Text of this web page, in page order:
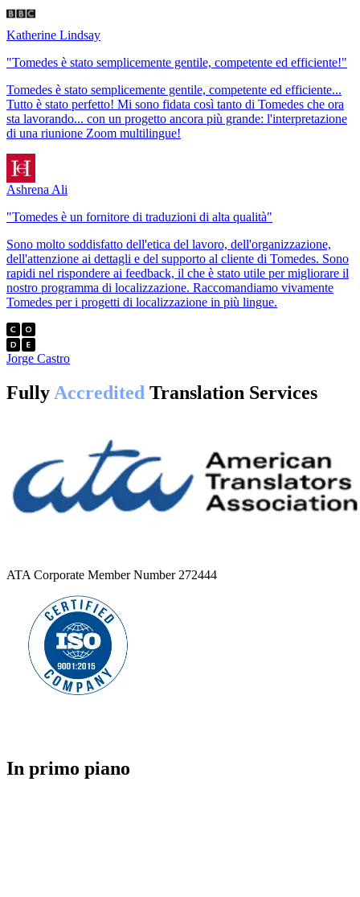
Katherine Lindsay
"Tomedes è stato semplicemente gentile, competente ed efficiente!"
Tomedes è stato semplicemente gentile, competente ed efficiente...
Tutto è stato perfetto! Mi sono fidata così tanto di Tomedes che ora
sta lavorando... con un progetto ancora più grande: l'interpretazione
di una riunione Zoom multilingue!
Ashrena Ali
"Tomedes è un fornitore di traduzioni di alta qualità"
Sono molto soddisfatto dell'etica del lavoro, dell'organizzazione,
dell'attenzione ai dettagli e del supporto al cliente di Tomedes. Sono
rapidi nel rispondere ai feedback, il che è stato utile per migliorare il
nostro programma di localizzazione. Raccomandiamo vivamente
Tomedes per i progetti di localizzazione in più lingue.
Jorge Castro
FullyAccredited Translation Services
ATA Corporate Member Number 272444
In primo piano